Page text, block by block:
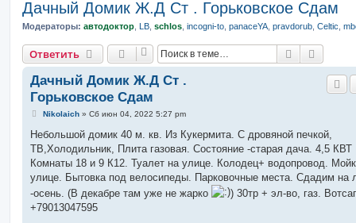
Дачный Домик Ж.Д Ст . Горьковское Сдам
Модераторы: автодоктор LB schlos incogni-to panaceYA pravdorub Celtic
Ответить Поиск
Дачный Домик Ж.Д Ст .
Горьковское Сдам
С
о
щ
е
и
Nikolaich» Сб июн 04, 2022 5:27 pm
Небольшой домик 40 м. кв. Из Кукермита. С дровяной печкой,
ТВ,Холодильник, Плита газовая. Состояние -старая дача. 4,5 КВТ
Комнаты 18 и 9 К12. Туалет на улице. Колодец+ водопровод.
улице. Бытовка под велосипеды. Парковочные места. Сдадим на
-осень. (В декабре там уже не жарко
) 30тр + эл-во, газ.
+79013047595